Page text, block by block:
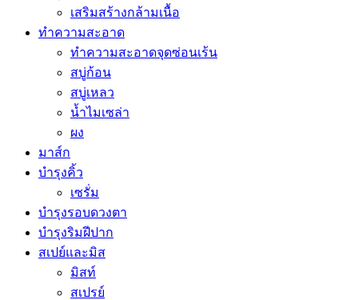
เสริมสร้างกล้ามเนื้อ
ทำความสะอาด
ทำความสะอาดจุดซ่อนเร้น
สบู่ก้อน
สบู่เหลว
น้ำไมเซล่า
ผง
มาส์ก
บำรุงคิ้ว
เซรั่ม
บำรุงรอบดวงตา
บำรุงริมฝีปาก
สเปย์และมิส
มิสท์
สเปรย์